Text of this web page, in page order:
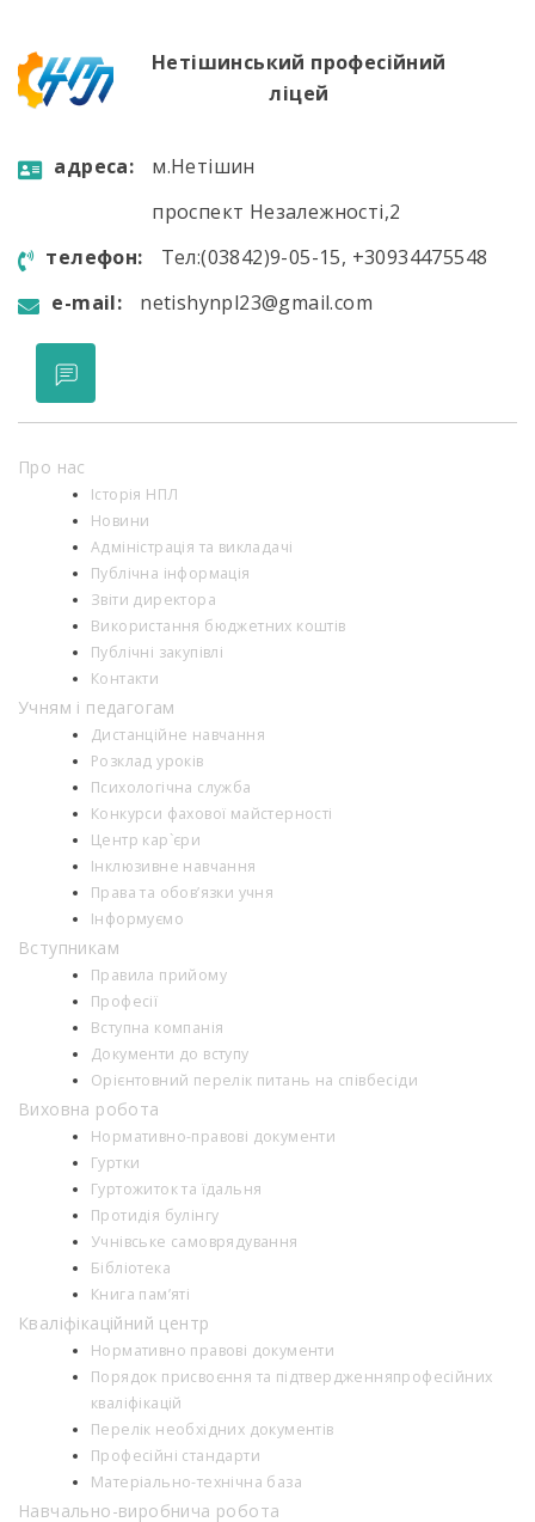
Нетішинський професійний
ліцей
aдресa:
м.Нетішин
проспект Незалежності,2
телефон:
Тел:(03842)9-05-15, +30934475548
e-mail:
netishynpl23@gmail.com
Про нас
Історія НПЛ
Новини
Адміністрація та викладачі
Публічна інформація
Звіти директора
Використання бюджетних коштів
Публічні закупівлі
Контакти
Учням і педагогам
Дистанційне навчання
Розклад уроків
Психологiчна служба
Конкурси фахової майстерності
Центр кар`єри
Інклюзивне навчання
Права та обов’язки учня
Інформуємо
Вступникам
Правила прийому
Професії
Вступна компанія
Документи до вступу
Орієнтовний перелік питань на співбесіди
Виховна робота
Нормативно-правові документи
Гуртки
Гуртожиток та їдальня
Протидія булінгу
Учнівське самоврядування
Бібліотека
Книга пам’яті
Кваліфікаційний центр
Нормативно правові документи
Порядок присвоєння та підтвердженняпрофесійних
кваліфікацій
Перелік необхідних документів
Професійні стандарти
Матеріально-технічна база
Навчально-виробнича робота